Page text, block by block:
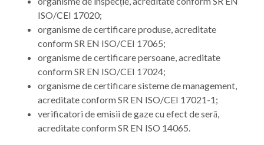
ISO/CEI 17020;
organisme de certificare produse, acreditate
conform SR EN ISO/CEI 17065;
organisme de certificare persoane, acreditate
conform SR EN ISO/CEI 17024;
organisme de certificare sisteme de management,
acreditate conform SR EN ISO/CEI 17021-1;
verificatori de emisii de gaze cu efect de seră,
acreditate conform SR EN ISO 14065.